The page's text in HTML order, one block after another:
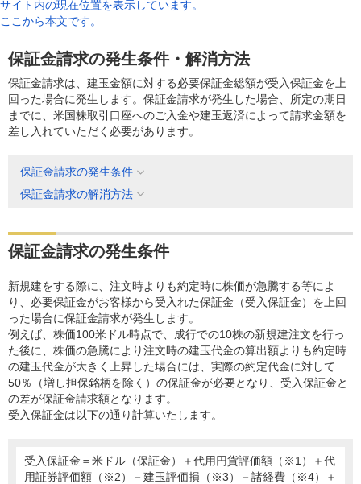
サイト内の現在位置を表示しています。
ここから本文です。
保証金請求の発生条件・解消方法
保証金請求は、建玉金額に対する必要保証金総額が受入保証金を上
回った場合に発生します。保証金請求が発生した場合、所定の期日
までに、米国株取引口座へのご入金や建玉返済によって請求金額を
差し入れていただく必要があります。
保証金請求の発生条件
保証金請求の解消方法
保証金請求の発生条件
新規建をする際に、注文時よりも約定時に株価が急騰する等によ
り、必要保証金がお客様から受入れた保証金（受入保証金）を上回
った場合に保証金請求が発生します。
例えば、株価100米ドル時点で、成行での10株の新規建注文を行っ
た後に、株価の急騰により注文時の建玉代金の算出額よりも約定時
の建玉代金が大きく上昇した場合には、実際の約定代金に対して
50％（増し担保銘柄を除く）の保証金が必要となり、受入保証金と
の差が保証金請求額となります。
受入保証金は以下の通り計算いたします。
受入保証金＝米ドル（保証金）＋代用円貨評価額（※1）＋代
用証券評価額（※2）－建玉評価損（※3）－諸経費（※4）＋